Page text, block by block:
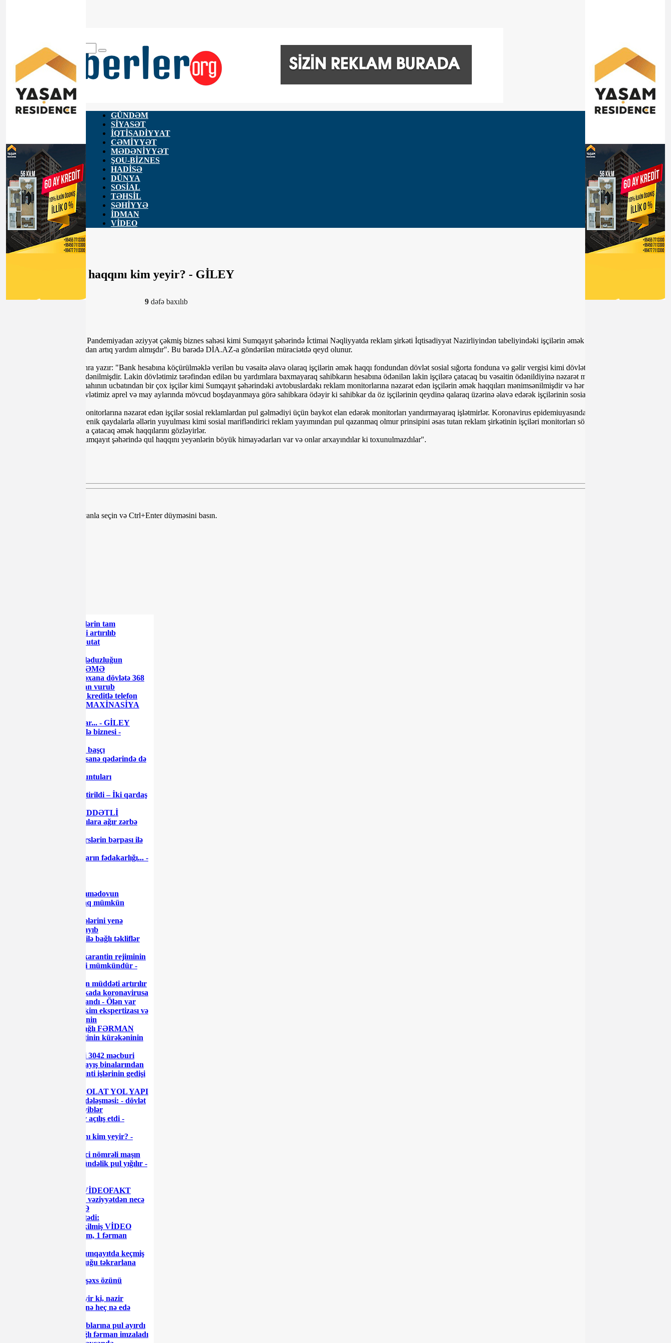
GÜNDƏM
SİYASƏT
İQTİSADİYYAT
CƏMİYYƏT
MƏDƏNİYYƏT
ŞOU-BİZNES
HADİSƏ
DÜNYA
SOSİAL
TƏHSİL
SƏHİYYƏ
İDMAN
VİDEO
Sumqayıtda işçi haqqını kim yeyir? - GİLEY
Dün, 12:43 9 dəfə baxılıb
"Nəzərinizə çatdırıram ki, Pandemiyadan əziyyət çəkmiş biznes sahəsi kimi Sumqayıt şəhərində İctimai Nəqliyyatda reklam şirkəti İqtisadiyyat Nazirliyindən tabeliyindəki işçilərin əmək haqqılarının qarşılanması
üçün 2000(iki min) manatdan artıq yardım almışdır". Bu barədə DİA.AZ-a göndərilən müraciətdə qeyd olunur.
Müraciət müəllifi daha sonra yazır: "Bank hesabına köçürülməklə verilən bu vəsaitə əlavə olaraq işçilərin əmək haqqı fondundan dövlət sosial sığorta fonduna və gəlir vergisi kimi dövlət büdcəsinə ödəniləcək
məbləğ də hesablanaraq ödənilmişdir. Lakin dövlətimiz tərəfindən edilən bu yardımlara baxmayaraq sahibkarın hesabına ödənilən lakin işçilərə çatacaq bu vəsaitin ödənildiyinə nəzarət mexanizmi olmadığı üçün
tamahkir sahibkarların tamahının ucbatından bir çox işçilər kimi Sumqayıt şəhərindəki avtobuslardakı reklam monitorlarına nəzarət edən işçilərin əmək haqqıları mənimsənilmişdir və hər vəchlə yubadılaraq
ödənilmir. Axı bu pulu dövlətimiz aprel və may aylarında mövcud boşdayanmaya görə sahibkara ödəyir ki sahibkar da öz işçilərinin qeydinə qalaraq üzərinə əlavə edərək işçilərinin sosial rifahının çətin duruma
Bu səbəbdən də reklam monitorlarına nəzarət edən işçilər sosial reklamlardan pul gəlmədiyi üçün baykot elan edərək monitorları yandırmayaraq işlətmirlər. Koronavirus epidemiuyasından qorunmaq üçün sosial
məsafə saxlanılması, gigiyenik qaydalarla əllərin yuyulması kimi sosial marifləndirici reklam yayımından pul qazanmaq olmur prinsipini əsas tutan reklam şirkətinin işçiləri monitorları söndürərək dövlət
tərəfindən ödənilmiş onlara çatacaq əmək haqqılarını gözləyirlər.
Amma nə etmək olar ki,Sumqayıt şəhərində qul haqqını yeyənlərin böyük himayədarları var və onlar arxayındılar ki toxunulmazdılar".
Mətndə səhv var? Onu siçanla seçin və Ctrl+Enter düyməsini basın.
Azərbaycanda əmanətlərin tam
sığortalanması müddəti artırılıb
Rusiyada daha bir deputat
Məşhur səfirin oğlu dələduzluğun
qurbanı olub - MƏHKƏMƏ
Azərbaycanda bu xəstəxana dövlətə 368
min manatdan çox ziyan vurub
"World Telecom"-dan kreditlə telefon
alarkən diqqətli olun - MAXİNASİYA
Gədəbəydə narazılıq var... - GİLEY
Səttar Möhbalıyevin ailə biznesi -
Milyonları olan keçmiş başçı
görünmədi... - Bir Rəqsanə qədərində də
Gömrükdə qanun pozuntuları
Bakıda gözətçi qətlə yetirildi – İki qardaş
Neft şəhəri uğrunda ŞİDDƏTLİ
DÖYÜŞ: Ordu üsyançılara ağır zərbə
Nazir müavinindən dərslərin bərpası ilə
Dəfələrlə demişəm: onların fədakarlığı... -
Ayaz Məmmədovun
uğurlarına kölgə salmaq mümkün
Tramp 1915-ci il hadisələrini yenə
“soyqırım” adlandırmayıb
Riskli vergi ödəyiciləri ilə bağlı təkliflər
Azərbaycanda xüsusi karantin rejiminin
yenidən sərtləşdirilməsi mümkündür -
8103-lə alınan icazələrin müddəti artırılır
Azərbaycanda son sutkada koronavirusa
yoluxanların sayı açıqlandı - Ölən var
Prezidentdən hərbi-həkim ekspertizası və
tibbi şəhadətləndirilmənin
təkmilləşdirilməsi ilə bağlı FƏRMAN
“Azərenerji” prezidentinin kürəkəninin
Azərbaycan Prezidenti 3042 məcburi
köçkün ailəsi üçün yaşayış binalarından
ibarət məhəllələrdə tikinti işlərinin gedişi
Cavid Qurbanovun “POLAT YOL YAPI
ŞİRKƏTİ” ilə gizli sövdələşməsi: - dövlət
vəsaitini belə mənimsəyiblər
Prezident İlham Əliyev açılış etdi -
Sumqayıtda işçi haqqını kim yeyir? -
Gömrük Komitəsi xarici nömrəli maşın
sürənlərə zülm edir: gündəlik pul yığılır -
TƏHLÜKƏLİDİR! - VİDEOFAKT
Neft gəlirlərimiz azalır, vəziyyətdən necə
çıxacağıq? - GƏLİŞMƏ
Polisə yaxınlaşıb pul istədi:
Azərbaycanda gizli çəkilmiş VİDEO
İlham Əliyev 1 sərəncam, 1 fərman
Zakir Fərəcov üçün Sumqayıtda keçmiş
İcra başçısının acı sonluğu təkrarlana
Azərbaycanda vəzifəli şəxs özünü
"Məktəb direktoru deyir ki, nazir
dostumdu, heç kim mənə heç nə edə
UEFA Azərbaycan klublarına pul ayırdı
Prezident ETSN-lə bağlı fərman imzaladı